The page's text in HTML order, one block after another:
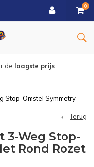
0
vanaf €150
Stop-Omstel Symmetry
Terug
3-Weg Stop-
Rond Rozet